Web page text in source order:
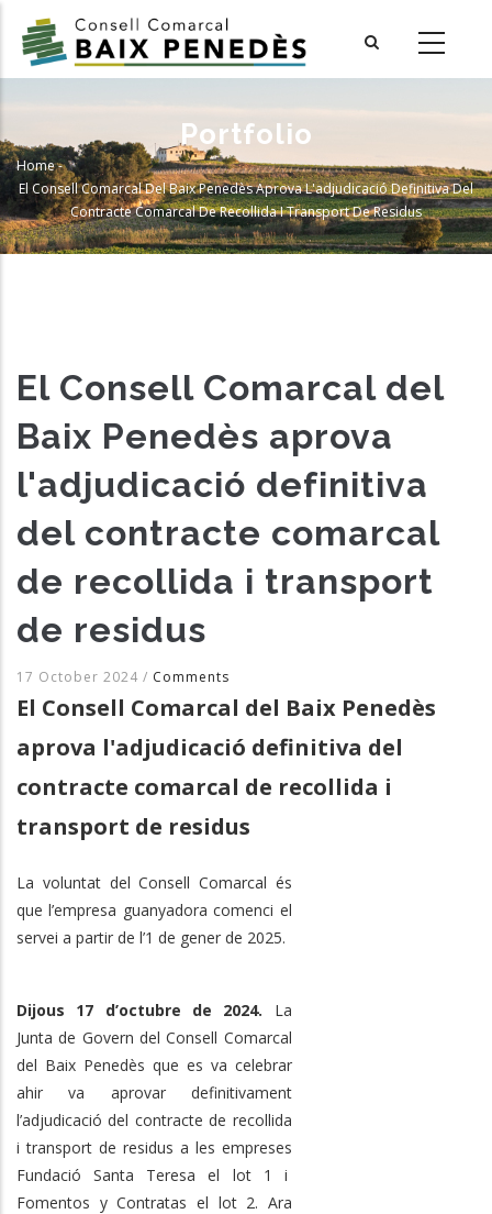
main
Portfolio
Breadcrumb
Home-
El Consell Comarcal Del Baix Penedès Aprova L'adjudicació Definitiva Del
Contracte Comarcal De Recollida I Transport De Residus
El Consell Comarcal del
Baix Penedès aprova
l'adjudicació definitiva
del contracte comarcal
de recollida i transport
de residus
17 October 2024 / Comments
El Consell Comarcal del Baix Penedès
aprova l'adjudicació definitiva del
contracte comarcal de recollida i
transport de residus
La voluntat del Consell Comarcal és
que l’empresa guanyadora comenci el
servei a partir de l’1 de gener de 2025.
Dijous 17 d’octubre de 2024. La
Junta de Govern del Consell Comarcal
del Baix Penedès que es va celebrar
ahir va aprovar definitivament
l’adjudicació del contracte de recollida
i transport de residus a les empreses
Fundació Santa Teresa el lot 1 i
Fomentos y Contratas el lot 2. Ara